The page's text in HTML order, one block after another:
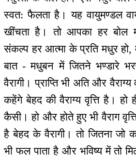
स्वत: फैलता है। यह वायुमण्डल
खींचता है। तो आपका हर बोल
संकल्प हर आत्मा के प्रति मधुर हो,
बात - मधुबन में जितने भण्डारे
वैरागी। प्राप्ति भी अति और वैराग्य
कहेंगे बेहद की वैराग्य वृत्ति है। हो
कैसी। हो और होते हुए भी वैराग
है बेहद के वैरागी। तो जितना जो
भी फल पाता है और भविष्य में तो